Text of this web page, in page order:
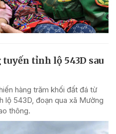
tỉnh lộ 543D sau
hàng trăm khối đất đá từ
lộ 543D, đoạn qua xã Mường
thông.